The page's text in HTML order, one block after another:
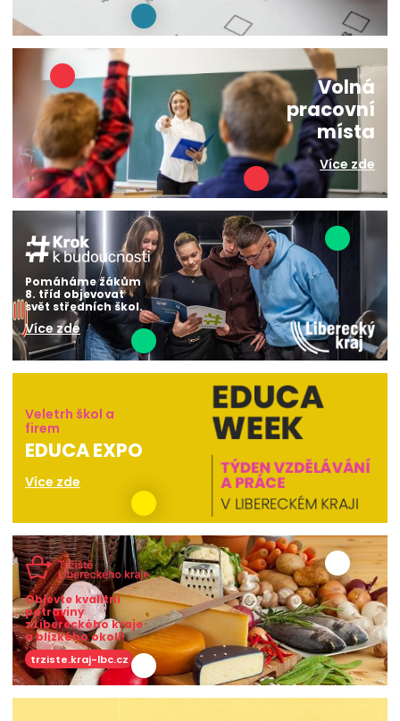
Volná
pracovní
místa
Více zde
Pomáháme žákům
8. tříd objevovat
svět středních škol.
Více zde
Veletrh škol a
firem
EDUCA EXPO
Více zde
Objevte kvalitní
potraviny
z Libereckého kraje
a blízkého okolí!
trziste.kraj-lbc.cz